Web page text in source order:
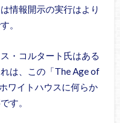
情報開示の実行はより
。
・コルタート氏はある
は、この「The Age of
ワイトハウスに何らか
す。